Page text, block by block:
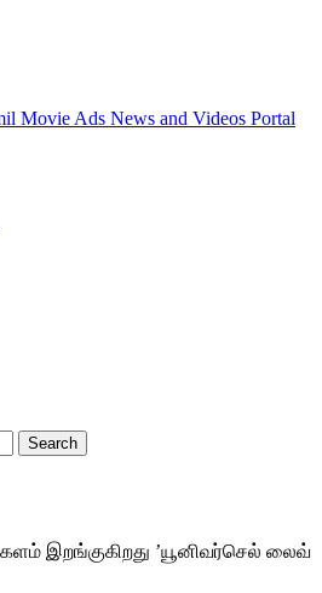
Movie Ads News and Videos Portal
இறங்குகிறது ’யூனிவர்செல் லைவ்